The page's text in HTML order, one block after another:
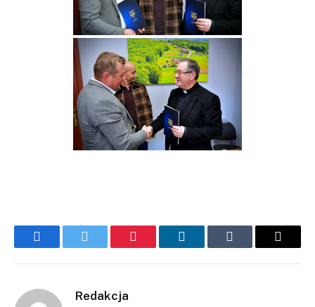
FacebookTwitter Pinterest LinkedInTumblr Email
Redakcja